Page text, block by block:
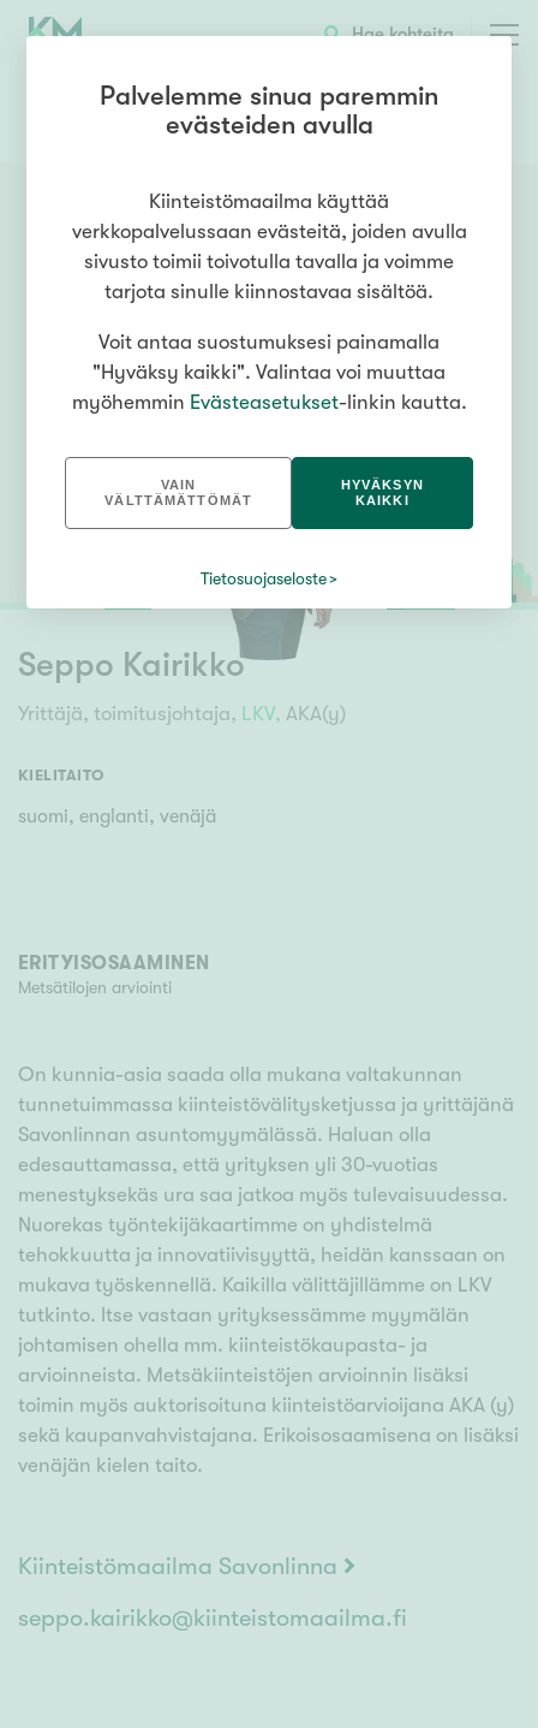
Hae kohteita
0447666877 OTA YHTEYTTÄ
Seppo Kairikko
Yrittäjä, toimitusjohtaja, LKV, AKA(y)
KIELITAITO
suomi, englanti, venäjä
ERITYISOSAAMINEN
Metsätilojen arviointi
On kunnia-asia saada olla mukana valtakunnan
tunnetuimmassa kiinteistövälitysketjussa ja yrittäjänä
Savonlinnan asuntomyymälässä. Haluan olla
edesauttamassa, että yrityksen yli 30-vuotias
menestyksekäs ura saa jatkoa myös tulevaisuudessa.
Nuorekas työntekijäkaartimme on yhdistelmä
tehokkuutta ja innovatiivisyyttä, heidän kanssaan on
mukava työskennellä. Kaikilla välittäjillämme on LKV
tutkinto. Itse vastaan yrityksessämme myymälän
johtamisen ohella mm. kiinteistökaupasta- ja
arvioinneista. Metsäkiinteistöjen arvioinnin lisäksi
toimin myös auktorisoituna kiinteistöarvioijana AKA (y)
sekä kaupanvahvistajana. Erikoisosaamisena on lisäksi
venäjän kielen taito.
Kiinteistömaailma Savonlinna
seppo.kairikko@kiinteistomaailma.fi
Palvelemme sinua paremmin
evästeiden avulla
Kiinteistömaailma käyttää
verkkopalvelussaan evästeitä, joiden avulla
sivusto toimii toivotulla tavalla ja voimme
tarjota sinulle kiinnostavaa sisältöä.
Voit antaa suostumuksesi painamalla
"Hyväksy kaikki". Valintaa voi muuttaa
myöhemmin Evästeasetukset-linkin kautta.
VAIN
VÄLTTÄMÄTTÖMÄT
HYVÄKSYN
KAIKKI
Tietosuojaseloste